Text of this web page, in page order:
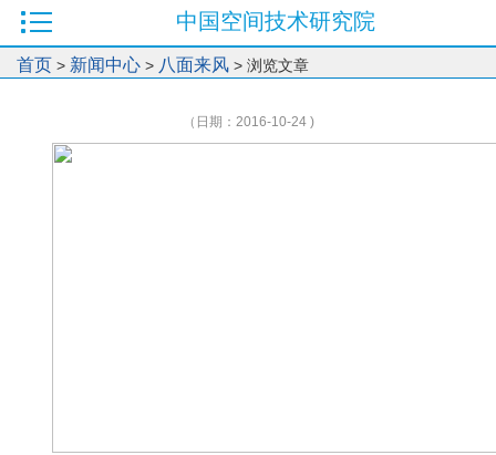
中国空间技术研究院
首页 > 新闻中心 > 八面来风 > 浏览文章
（日期：2016-10-24 )